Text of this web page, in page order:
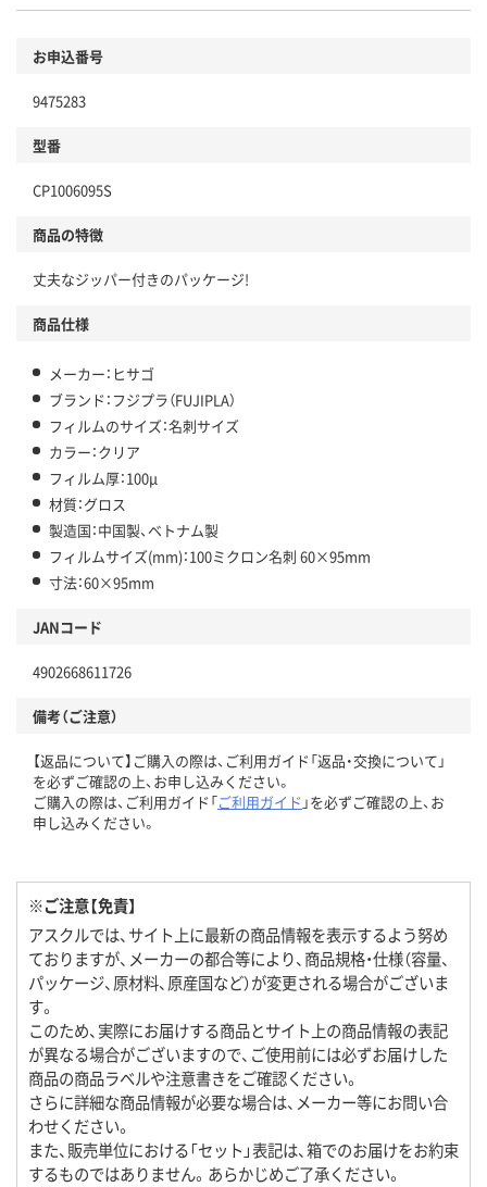
お申込番号
9475283
型番
CP1006095S
商品の特徴
丈夫なジッパー付きのパッケージ!
商品仕様
メーカー：ヒサゴ
ブランド：フジプラ（FUJIPLA）
フィルムのサイズ：名刺サイズ
カラー：クリア
フィルム厚：100μ
材質：グロス
製造国：中国製、ベトナム製
フィルムサイズ(mm)：100ミクロン名刺 60×95mm
寸法：60×95mm
JANコード
4902668611726
備考（ご注意）
【返品について】ご購入の際は、ご利用ガイド「返品・交換について」
を必ずご確認の上、お申し込みください。
ご購入の際は、ご利用ガイド「ご利用ガイド 」を必ずご確認の上、お
申し込みください。
※ご注意【免責】
アスクルでは、サイト上に最新の商品情報を表示するよう努め
ておりますが、メーカーの都合等により、商品規格・仕様（容量、
パッケージ、原材料、原産国など）が変更される場合がございま
す。
このため、実際にお届けする商品とサイト上の商品情報の表記
が異なる場合がございますので、ご使用前には必ずお届けした
商品の商品ラベルや注意書きをご確認ください。
さらに詳細な商品情報が必要な場合は、メーカー等にお問い合
わせください。
また、販売単位における「セット」表記は、箱でのお届けをお約束
するものではありません。あらかじめご了承ください。